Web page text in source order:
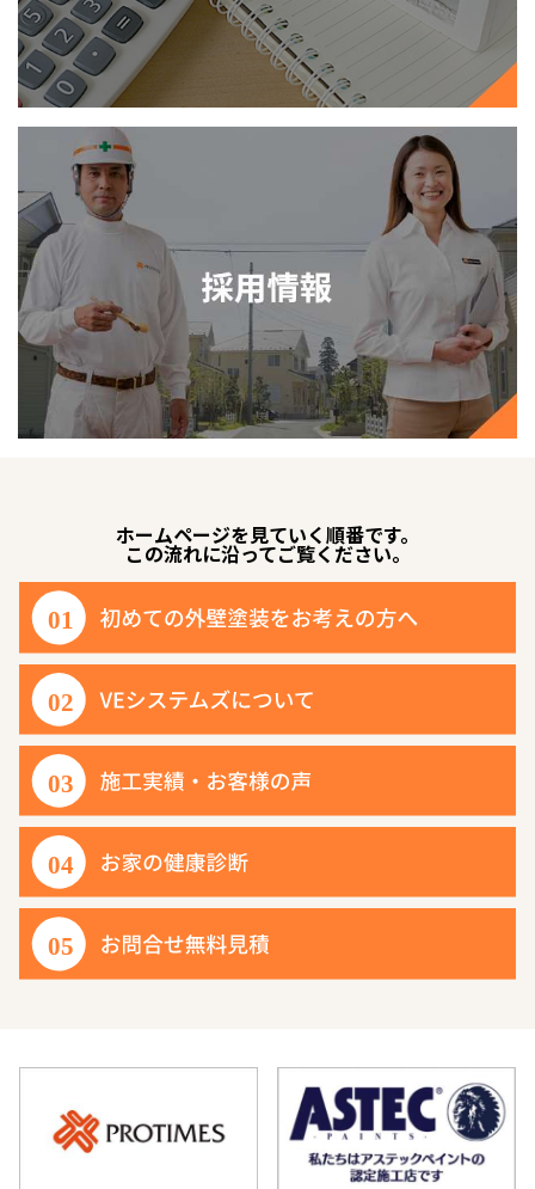
ホームページを見ていく順番です。
この流れに沿ってご覧ください。